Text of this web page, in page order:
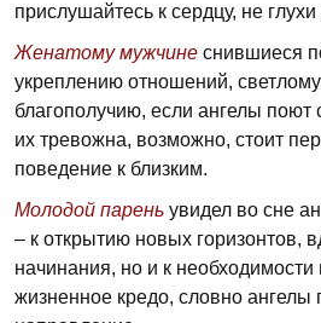
прислушайтесь к сердцу, не
Женатому мужчине снившиеся
укреплению отношений,
благополучию, если ангелы поют
их тревожна, возможно, стоит
поведение к близким.
Молодой парень увидел во сне
– к открытию новых горизонтов,
начинания, но и к
жизненное кредо, словно ангелы